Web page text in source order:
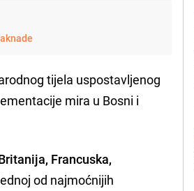
tijela uspostavljenog
mira u Bosni i
Francuska,
od najmoćnijih